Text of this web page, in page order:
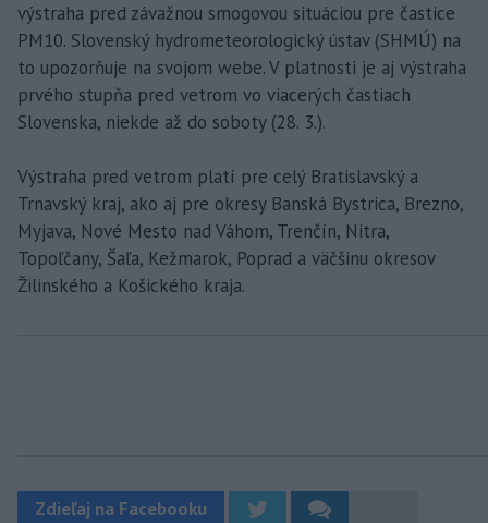
výstraha pred závažnou smogovou situáciou pre častice
PM10. Slovenský hydrometeorologický ústav (SHMÚ) na
to upozorňuje na svojom webe. V platnosti je aj výstraha
prvého stupňa pred vetrom vo viacerých častiach
Slovenska, niekde až do soboty (28. 3.).
Výstraha pred vetrom platí pre celý Bratislavský a
Trnavský kraj, ako aj pre okresy Banská Bystrica, Brezno,
Myjava, Nové Mesto nad Váhom, Trenčín, Nitra,
Topoľčany, Šaľa, Kežmarok, Poprad a väčšinu okresov
Žilinského a Košického kraja.
Zdieľaj na Facebooku